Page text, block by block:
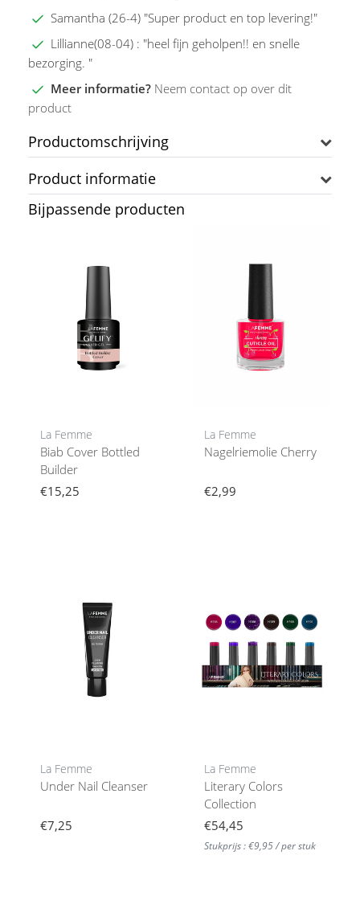
Samantha (26-4) "Super product en top levering!"
Lillianne(08-04) : "heel fijn geholpen!! en snelle
bezorging. "
Meer informatie? Neem contact op over dit
product
Productomschrijving
Product informatie
Bijpassende producten
La Femme
Biab Cover Bottled
Builder
€15,25
La Femme
Nagelriemolie Cherry
€2,99
La Femme
Under Nail Cleanser
€7,25
La Femme
Literary Colors
Collection
€54,45
Stukprijs : €9,95 / per stuk